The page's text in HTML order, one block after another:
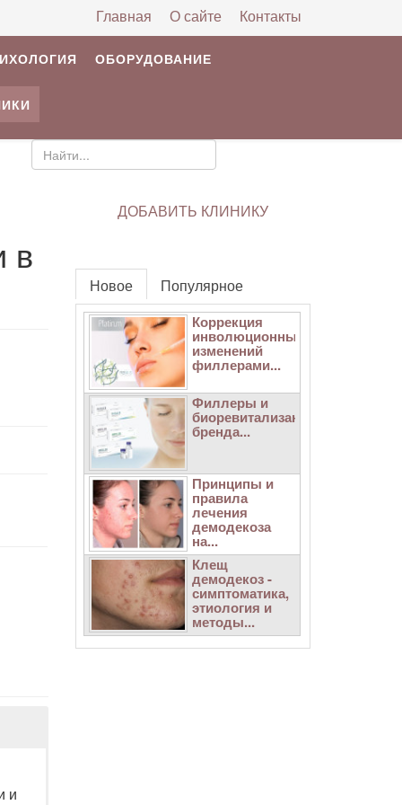
Контакты
О сайте
Главная
ОБОРУДОВАНИЕ
в
и
ДОБАВИТЬ КЛИНИКУ
Новое Популярное
Коррекция
инволюционных
изменений
филлерами...
Филлеры и
биоревитализанты
бренда...
Принципы и
правила
лечения
демодекоза
на...
Клещ
демодекоз -
симптоматика,
этиология и
методы...